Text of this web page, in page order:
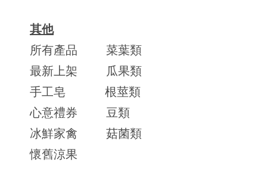
其他
所有產品
菜葉類
最新上架
瓜果類
手工皂
根莖類
心意禮券
豆類
冰鮮家禽
菇菌類
懷舊涼果